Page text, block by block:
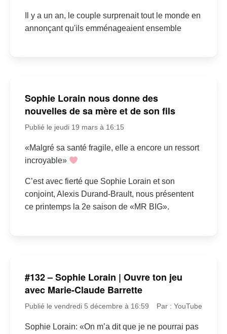
Il y a un an, le couple surprenait tout le monde en
annonçant qu'ils emménageaient ensemble
Sophie Lorain nous donne des
nouvelles de sa mère et de son fils
Publié le jeudi 19 mars à 16:15
«Malgré sa santé fragile, elle a encore un ressort
incroyable»
C’est avec fierté que Sophie Lorain et son
conjoint, Alexis Durand-Brault, nous présentent
ce printemps la 2e saison de «MR BIG».
#132 – Sophie Lorain | Ouvre ton jeu
avec Marie-Claude Barrette
Publié le vendredi 5 décembre à 16:59 Par : YouTube
Sophie Lorain: «On m’a dit que je ne pourrai pas